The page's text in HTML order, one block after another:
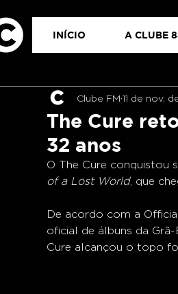
INÍCIO A CLUBE
The Cure
32 anos
Clube FM 11 de nov.
O The Cure conquistou
of a Lost World, que
De acordo com a
oficial de álbuns da
Cure alcançou o topo